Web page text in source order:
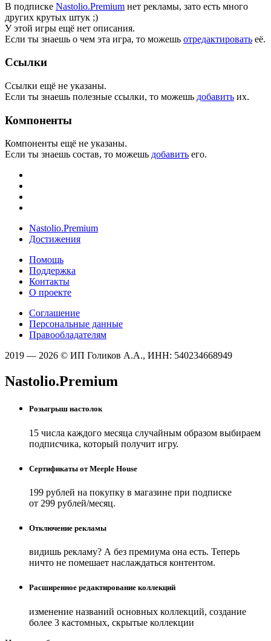
В подписке Nastolio.Premium нет рекламы, зато есть много
других крутых штук ;)
У этой игры ещё нет описания.
Если ты знаешь о чем эта игра, то можешь отредактировать её.
Ссылки
Ссылки ещё не указаны.
Если ты знаешь полезные ссылки, то можешь добавить их.
Компоненты
Компоненты ещё не указаны.
Если ты знаешь состав, то можешь добавить его.
Nastolio.Premium
Достижения
Помощь
Поддержка
Контакты
О проекте
Соглашение
Персональные данные
Правообладателям
2019 — 2026 © ИП Голиков А.А., ИНН: 540234668949
Nastolio.Premium
Розыгрыш настолок
15 числа каждого месяца случайным образом выбираем
подписчика, который получит игру.
Сертификаты от Meeple House
199 рублей на покупку в магазине при подписке
от 299 рублей/месяц.
Отключение рекламы
видишь рекламу? А без премиума она есть. Теперь
ничто не помешает наслаждаться контентом.
Расширенное редактирование коллекций
изменение названий основных коллекций, создание
более 3 кастомных, скрытые коллекции